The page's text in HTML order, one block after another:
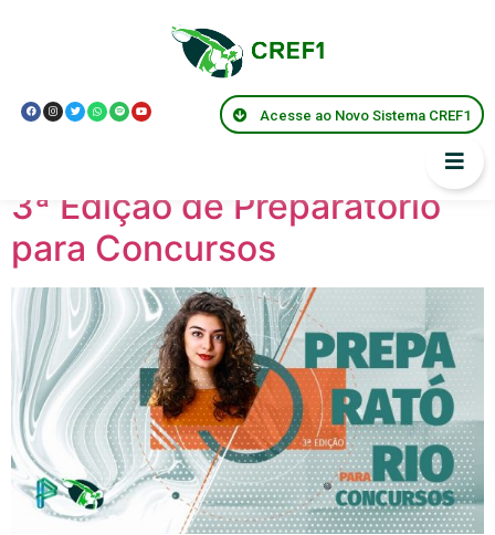
Acesse ao Novo Sistema CREF1
Localização:BOM
JESUS DO
ITABAPOANA
3ª Edição de Preparatório
para Concursos